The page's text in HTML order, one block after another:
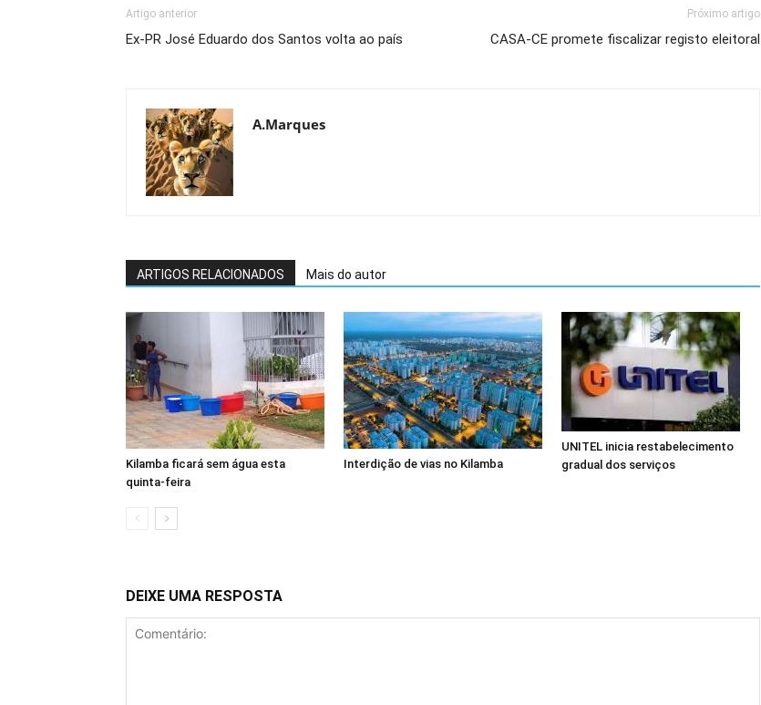
Artigo anterior
Ex-PR José Eduardo dos Santos volta ao país
Próximo artigo
CASA-CE promete fiscalizar registo eleitoral
A.Marques
ARTIGOS RELACIONADOS Mais do autor
Kilamba ficará sem água esta
quinta-feira
Interdição de vias no Kilamba
UNITEL inicia restabelecimento
gradual dos serviços
DEIXE UMA RESPOSTA